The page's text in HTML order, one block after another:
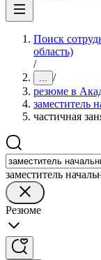
Поиск
область)
/
... /
резюме в
заместитель
частичная
заместитель
Резюме